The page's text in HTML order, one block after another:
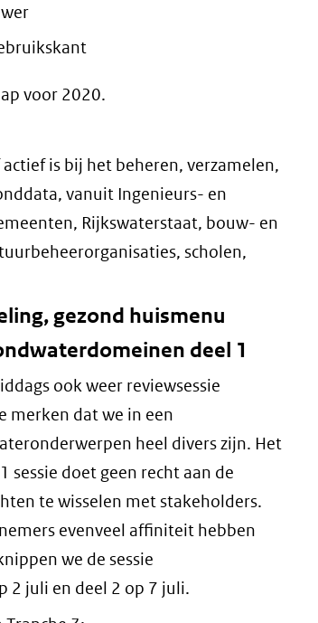
voor 2020.
is bij het beheren, verzamelen,
vanuit Ingenieurs- en
Rijkswaterstaat, bouw- en
scholen,
gezond huismenu
deel 1
ook weer reviewsessie
merken dat we in een
heel divers zijn. Het
sessie doet geen recht aan de
te wisselen met stakeholders.
evenveel affiniteit hebben
we de sessie
2 juli en deel 2 op 7 juli.